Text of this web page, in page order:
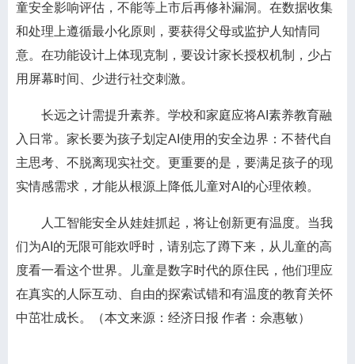
童安全影响评估，不能等上市后再修补漏洞。在数据收集
和处理上遵循最小化原则，要获得父母或监护人知情同
意。在功能设计上体现克制，要设计家长授权机制，少占
用屏幕时间、少进行社交刺激。
长远之计需提升素养。学校和家庭应将AI素养教育融
入日常。家长要为孩子划定AI使用的安全边界：不替代自
主思考、不脱离现实社交。更重要的是，要满足孩子的现
实情感需求，才能从根源上降低儿童对AI的心理依赖。
人工智能安全从娃娃抓起，将让创新更有温度。当我
们为AI的无限可能欢呼时，请别忘了蹲下来，从儿童的高
度看一看这个世界。儿童是数字时代的原住民，他们理应
在真实的人际互动、自由的探索试错和有温度的教育关怀
中茁壮成长。（本文来源：经济日报 作者：佘惠敏）